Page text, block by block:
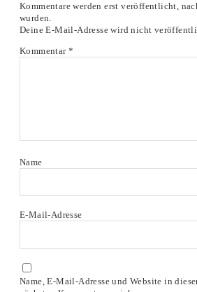
Kommentare werden erst veröffentlicht,
wurden.
Deine E-Mail-Adresse wird nicht
Kommentar *
Name
E-Mail-Adresse
Name, E-Mail-Adresse und Website in